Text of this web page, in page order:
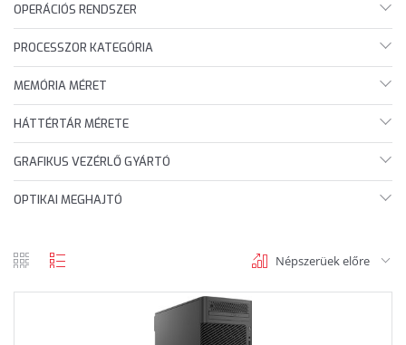
OPERÁCIÓS RENDSZER
PROCESSZOR KATEGÓRIA
MEMÓRIA MÉRET
HÁTTÉRTÁR MÉRETE
GRAFIKUS VEZÉRLŐ GYÁRTÓ
OPTIKAI MEGHAJTÓ
Népszerüek előre